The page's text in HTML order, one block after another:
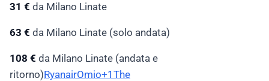
31 € da Milano Linate
63 € da Milano Linate (solo andata)
108 € da Milano Linate (andata e
ritorno)RyanairOmio+1The